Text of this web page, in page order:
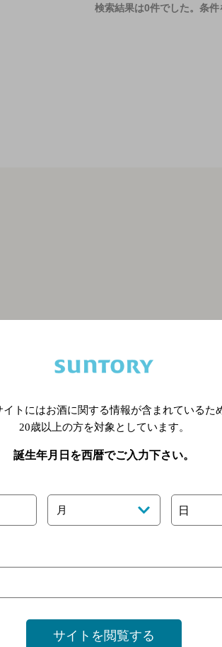
検索結果は0件でした。 条件
関連ページ
索
山口県のバー検索
イトにはお酒に関する情報が含まれているた
20歳以上の方を対象としています。
誕生年月日を西暦でご入力下さい。
月 日
サイトを閲覧する